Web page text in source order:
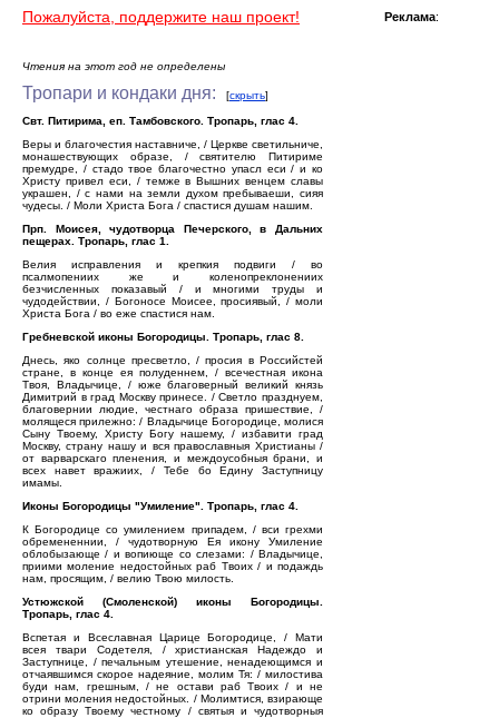
Пожалуйста, поддержите наш проект!
Чтения на этот год не определены
Тропари и кондаки дня: [скрыть]
Свт. Питирима, еп. Тамбовского. Тропарь, глас 4.
Веры и благочестия наставниче, / Церкве светильниче,
монашествующих образе, / святителю Питириме
премудре, / стадо твое благочестно упасл еси / и ко
Христу привел еси, / темже в Вышних венцем славы
украшен, / с нами на земли духом пребываеши, сияя
чудесы. / Моли Христа Бога / спастися душам нашим.
Прп. Моисея, чудотворца Печерского, в Дальних
пещерах. Тропарь, глас 1.
Велия исправления и крепкия подвиги / во
псалмопениих же и коленопреклонениих
безчисленных показавый / и многими труды и
чудодействии, / Богоносе Моисее, просиявый, / моли
Христа Бога / во еже спастися нам.
Гребневской иконы Богородицы. Тропарь, глас 8.
Днесь, яко солнце пресветло, / просия в Российстей
стране, в конце ея полуденнем, / всечестная икона
Твоя, Владычице, / юже благоверный великий князь
Димитрий в град Москву принесе. / Светло празднуем,
благовернии людие, честнаго образа пришествие, /
молящеся прилежно: / Владычице Богородице, молися
Сыну Твоему, Христу Богу нашему, / избавити град
Москву, страну нашу и вся православныя Христианы /
от варварскаго пленения, и междоусобныя брани, и
всех навет вражиих, / Тебе бо Едину Заступницу
имамы.
Иконы Богородицы "Умиление". Тропарь, глас 4.
К Богородице со умилением припадем, / вси грехми
обремененнии, / чудотворную Ея икону Умиление
облобызающе / и вопиюще со слезами: / Владычице,
приими моление недостойных раб Твоих / и подаждь
нам, просящим, / велию Твою милость.
Устюжской (Смоленской) иконы Богородицы.
Тропарь, глас 4.
Вспетая и Всеславная Царице Богородице, / Мати
всея твари Содетеля, / христианская Надеждо и
Заступнице, / печальным утешение, ненадеющимся и
отчаявшимся скорое надеяние, молим Тя: / милостива
буди нам, грешным, / не остави раб Твоих / и не
отрини моления недостойных. / Молимтися, взирающе
ко образу Твоему честному / святыя и чудотворныя
Реклама: